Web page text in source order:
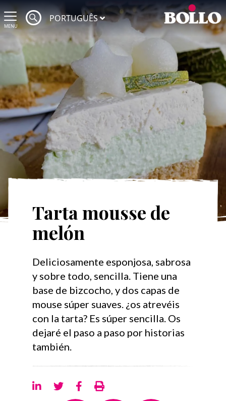
MENU
PORTUGUÊS
Tarta mousse de
melón
Deliciosamente esponjosa, sabrosa
y sobre todo, sencilla. Tiene una
base de bizcocho, y dos capas de
mouse súper suaves. ¿os atrevéis
con la tarta? Es súper sencilla. Os
dejaré el paso a paso por historias
también.